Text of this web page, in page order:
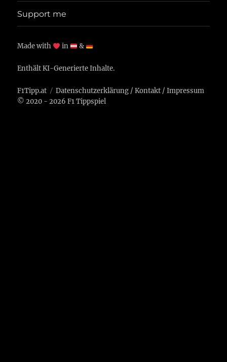
Support me
Made with in &
Enthält KI-Generierte Inhalte.
F1Tipp.at Datenschutzerklärung /Kontakt /Impressum
© 2020 - 2026 F1 Tippspiel